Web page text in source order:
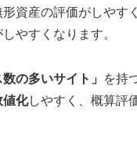
資産の評価がしやす
やすくなります。
数の多いサイト」
を持
値化しやすく、概算評